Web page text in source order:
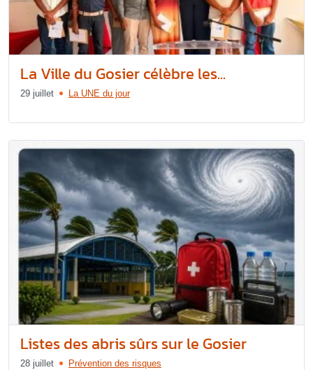
La Ville du Gosier célèbre les...
29 juillet La UNE du jour
Listes des abris sûrs sur le Gosier
28 juillet Prévention des risques